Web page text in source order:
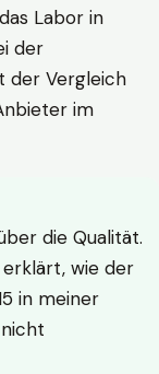
Labor in
der
der Vergleich
im
die Qualität.
wie der
in meiner